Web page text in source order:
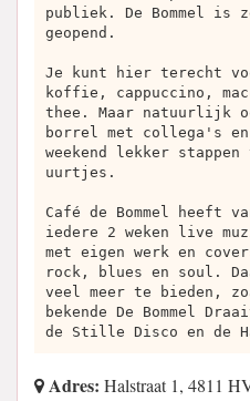
publiek. De Bommel is
geopend.
Je kunt hier terecht
koffie, cappuccino,
thee. Maar natuurlijk
borrel met collega's
weekend lekker
uurtjes.
Café de Bommel heeft
iedere 2 weken live
met eigen werk en
rock, blues en soul.
veel meer te bieden,
bekende De Bommel
de Stille Disco en de
Adres: Halstraat 1, 4811